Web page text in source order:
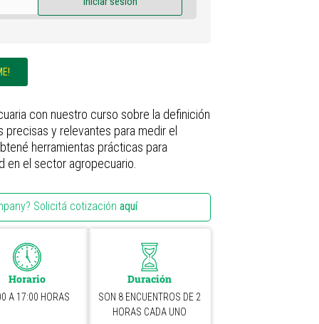
con nuestro curso sobre la definición
y relevantes para medir el
herramientas prácticas para
en el sector agropecuario.
Solicitá cotización aquí
Horario
A 17:00 HORAS
Duración
SON 8 ENCUENTROS DE 2
HORAS CADA UNO